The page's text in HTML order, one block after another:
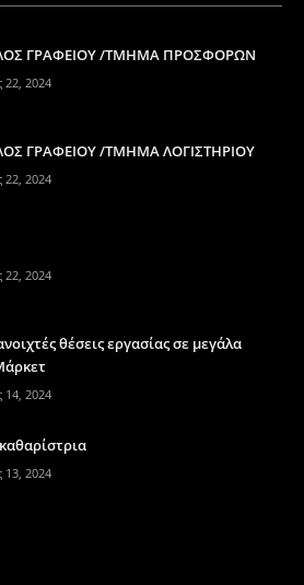
ΓΡΑΦΕΙΟΥ /ΤΜΗΜΑ ΠΡΟΣΦΟΡΩΝ
22, 2024
ΓΡΑΦΕΙΟΥ /ΤΜΗΜΑ ΛΟΓΙΣΤΗΡΙΟΥ
22, 2024
22, 2024
θέσεις εργασίας σε μεγάλα
14, 2024
13, 2024